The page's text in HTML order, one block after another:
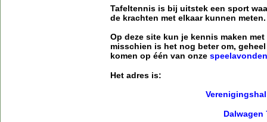
Tafeltennis is bij uitstek een sport
de krachten met elkaar kunnen
Op deze site kun je kennis maken
misschien is het nog beter om,
komen op één van onze speelavonden
Het adres is:
Dalwagen